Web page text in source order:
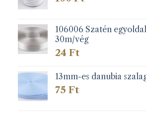
106006 Szatén
30m/vég
24 Ft
13mm-es danubia
75 Ft